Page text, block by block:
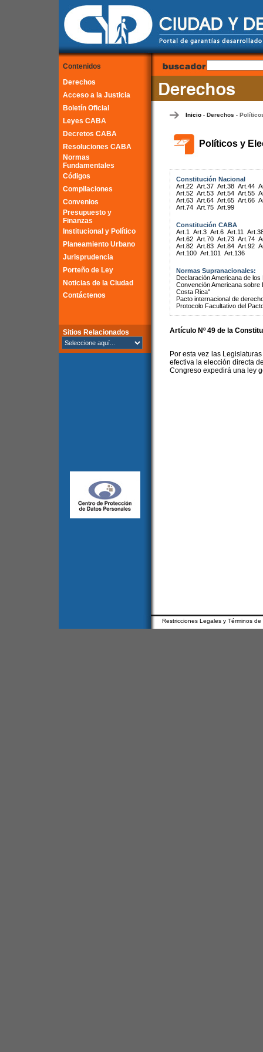
Contenidos
Derechos
Acceso a la Justicia
Boletín Oficial
Leyes CABA
Decretos CABA
Resoluciones CABA
Normas
Fundamentales
Códigos
Compilaciones
Convenios
Presupuesto y
Finanzas
Institucional y Político
Planeamiento Urbano
Jurisprudencia
Porteño de Ley
Noticias de la Ciudad
Contáctenos
Sitios Relacionados
Inicio- Derechos -
Políticos y
Constitución Nacional
Art.22 Art.37 Art.38 Art.44
Art.52 Art.53 Art.54 Art.55
Art.63 Art.64 Art.65 Art.66
Art.74 Art.75 Art.99
Constitución CABA
Art.1
Art.3 Art.6 Art.11
Art.62 Art.70 Art.73 Art.74
Art.82 Art.83 Art.84 Art.92
Art.100 Art.101 Art.136
Normas Supranacionales:
Declaración Americana de
Convención Americana
Costa Rica"
Pacto internacional de
Protocolo Facultativo del
Artículo Nº 49 de la
Por esta vez las
efectiva la elección directa
Congreso expedirá una ley
Restricciones Legales y Términos de